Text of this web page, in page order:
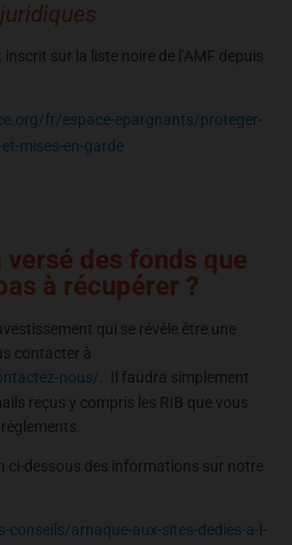
sur la liste noire de l’AMF depuis
fr/espace-epargnants/proteger-
mises-en-garde
versé des fonds que
à récupérer ?
qui se révèle être une
contacter à
nous/ . Il faudra simplement
reçus y compris les RIB que vous
ci-dessous des informations sur notre
arnaque-aux-sites-dedies-a-l-